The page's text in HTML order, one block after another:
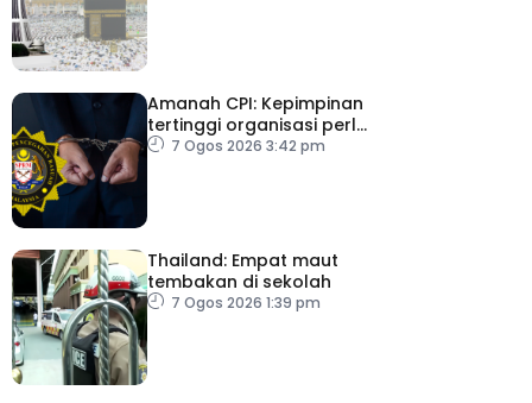
Amanah CPI: Kepimpinan
tertinggi organisasi perlu
pacu reformasi radikal
7 Ogos 2026 3:42 pm
Thailand: Empat maut
tembakan di sekolah
7 Ogos 2026 1:39 pm